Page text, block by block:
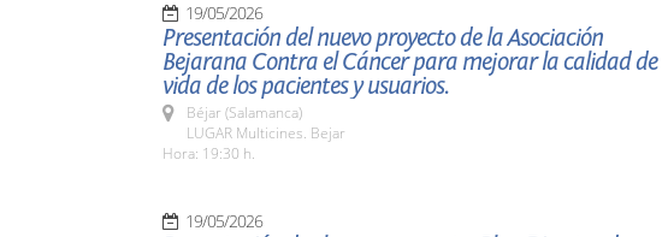
19/05/2026
Presentación del nuevo proyecto de la Asociación
Bejarana Contra el Cáncer para mejorar la calidad de
vida de los pacientes y usuarios.
Béjar (Salamanca)
LUGAR Multicines. Bejar
Hora: 19:30 h.
19/05/2026